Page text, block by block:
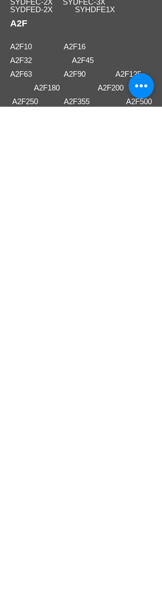
SYDFEC-2X SYDFEC-3X
SYDFED-2X SYHDFE1X
A2F
A2F10 A2F16
A2F32 A2F45
A2F63 A2F90 A2F125
A2F180 A2F200
A2F250 A2F355 A2F500